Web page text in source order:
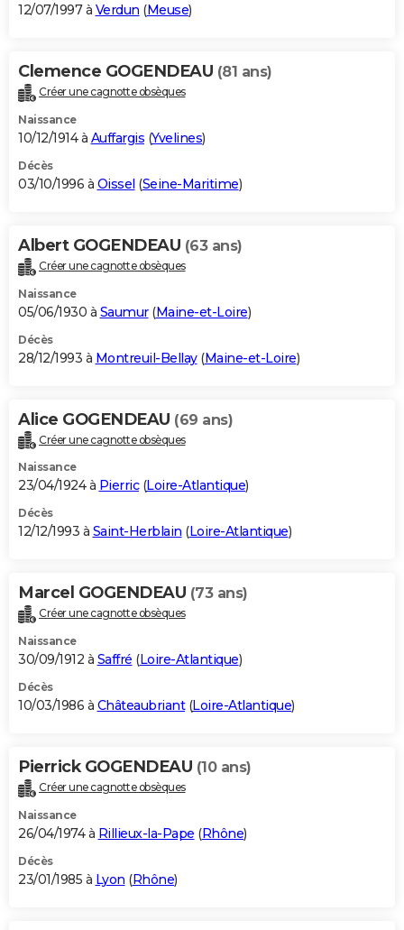
12/07/1997 à Verdun (Meuse)
Clemence GOGENDEAU (81 ans)
Créer une cagnotte obsèques
Naissance
10/12/1914 à Auffargis (Yvelines)
Décès
03/10/1996 à Oissel (Seine-Maritime)
Albert GOGENDEAU (63 ans)
Créer une cagnotte obsèques
Naissance
05/06/1930 à Saumur(Maine-et-Loire)
Décès
28/12/1993 à Montreuil-Bellay(Maine-et-Loire)
Alice GOGENDEAU (69 ans)
Créer une cagnotte obsèques
Naissance
23/04/1924 à Pierric(Loire-Atlantique)
Décès
12/12/1993 à Saint-Herblain (Loire-Atlantique)
Marcel GOGENDEAU (73 ans)
Créer une cagnotte obsèques
Naissance
30/09/1912 à Saffré (Loire-Atlantique)
Décès
10/03/1986 à Châteaubriant(Loire-Atlantique)
Pierrick GOGENDEAU (10 ans)
Créer une cagnotte obsèques
Naissance
26/04/1974 à Rillieux-la-Pape (Rhône)
Décès
23/01/1985 à Lyon (Rhône)